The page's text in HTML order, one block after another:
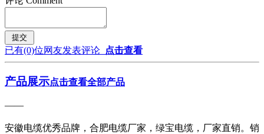
已有(0)位网友发表评论 点击查看
产品展示点击查看全部产品
——
安徽电缆优秀品牌，合肥电缆厂家，绿宝电缆，厂家直销。销